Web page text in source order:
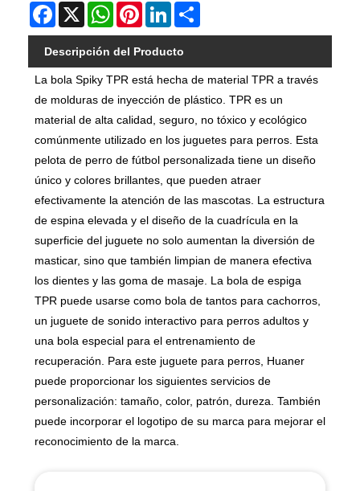
Facebook
X WhatsAppPinterestLinkedIn
Descripción del Producto
La bola Spiky TPR está hecha de material TPR a través
de molduras de inyección de plástico. TPR es un
material de alta calidad, seguro, no tóxico y ecológico
comúnmente utilizado en los juguetes para perros. Esta
pelota de perro de fútbol personalizada tiene un diseño
único y colores brillantes, que pueden atraer
efectivamente la atención de las mascotas. La estructura
de espina elevada y el diseño de la cuadrícula en la
superficie del juguete no solo aumentan la diversión de
masticar, sino que también limpian de manera efectiva
los dientes y las goma de masaje. La bola de espiga
TPR puede usarse como bola de tantos para cachorros,
un juguete de sonido interactivo para perros adultos y
una bola especial para el entrenamiento de
recuperación. Para este juguete para perros, Huaner
puede proporcionar los siguientes servicios de
personalización: tamaño, color, patrón, dureza. También
puede incorporar el logotipo de su marca para mejorar el
reconocimiento de la marca.